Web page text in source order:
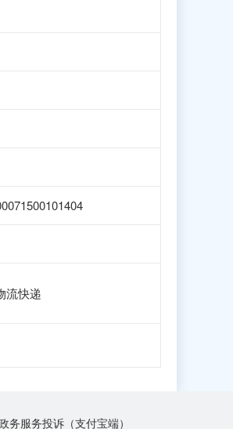
流快递
务服务投诉（支付宝端）